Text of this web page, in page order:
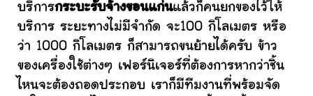
บริการกระบะรับจ้างขอนแก่นแล้วก็คนยกของไว้ให้
บริการ ระยะทางไม่มีจำกัด จะ100 กิโลเมตร หรือ
ว่า 1000 กิโลเมตร ก็สามารถขนย้ายได้ครับ ข้าว
ของเครื่องใช้ต่างๆ เฟอร์นิเจอร์ที่ต้องการหากว่าชิ้น
ไหนจะต้องถอดประกอบ เราก็มีทีมงานที่พร้อมจัด